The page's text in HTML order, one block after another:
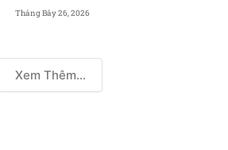
Tháng Bảy 26, 2026
Xem Thêm...